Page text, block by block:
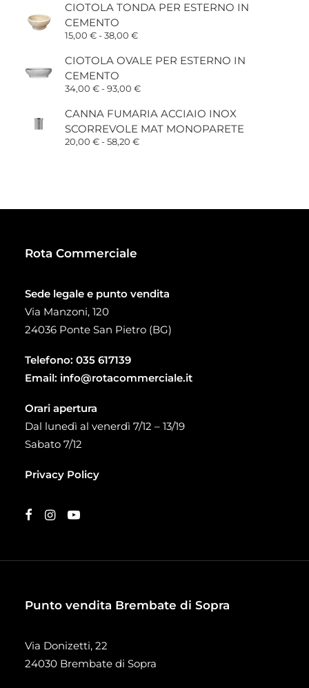
CIOTOLA TONDA PER ESTERNO IN
CEMENTO
15,00 €-38,00 €Fascia
prezzo:
da
a
CIOTOLA OVALE PER ESTERNO IN
CEMENTO
34,00 €-93,00 €Fascia
prezzo:
da
34,00 €
CANNA FUMARIA ACCIAIO INOX
SCORREVOLE MAT MONOPARETE
20,00 €-58,20 €Fascia
Rota Commerciale
Sede legale e punto vendita
Via Manzoni, 120
24036 Ponte San Pietro (BG)
Telefono: 035 617139
Email: info@rotacommerciale.it
Orari apertura
Dal lunedì al venerdì 7/12 – 13/19
Sabato 7/12
Privacy Policy
Punto vendita Brembate di Sopra
Via Donizetti, 22
24030 Brembate di Sopra